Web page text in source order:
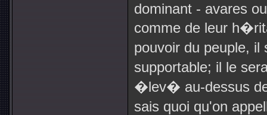
dominant - avares
comme de leur
pouvoir du peuple,
supportable; il le
�lev� au-dessus
sais quoi qu'on